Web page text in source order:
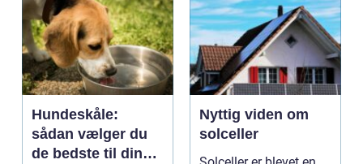
Hundeskåle:
sådan vælger du
de bedste til din
Nyttig viden om
solceller